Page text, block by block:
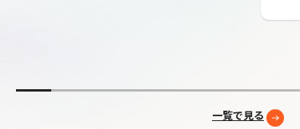
ンチャイズを含めると100店舗以上。掲
た。 夏休み期間ということもあり、多
いました。 お金
と
一覧で見る